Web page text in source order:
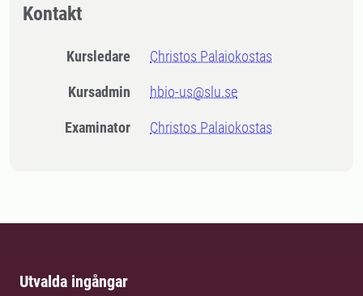
Kontakt
Kursledare Christos Palaiokostas
Kursadmin hbio-us@slu.se
Examinator Christos Palaiokostas
Utvalda ingångar